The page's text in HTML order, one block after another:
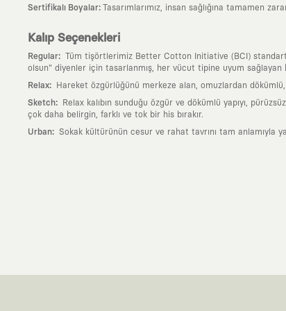
Sertifikalı Boyalar: Tasarımlarımız, insan sağlığına tamamen
Kalıp Seçenekleri
Regular: Tüm tişörtlerimiz Better Cotton Initiative (BCI)
olsun" diyenler için tasarlanmış, her vücut tipine uyum sağlayan
Relax: Hareket özgürlüğünü merkeze alan, omuzlardan
Sketch:
Relax kalıbın sunduğu özgür ve dökümlü yapıyı,
çok daha belirgin, farklı ve tok bir his bırakır.
Urban: Sokak kültürünün cesur ve rahat tavrını tam anlamıyla